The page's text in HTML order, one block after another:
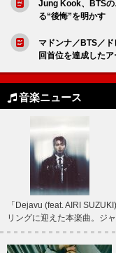
Jung Kook、BTSの
る“後悔”を明かす
マドンナ／BTS／
回首位を達成した
音楽ニュース
「Dejavu (feat. AIRI
リングに迎えた本楽曲。ジ